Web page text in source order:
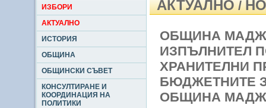
ИЗБОРИ
АКТУАЛНО
ИСТОРИЯ
ОБЩИНА
ОБЩИНСКИ СЪВЕТ
КОНСУЛТИРАНЕ И
КООРДИНАЦИЯ НА
ПОЛИТИКИ
АКТУАЛНО/
ОБЩИНА
ИЗПЪЛНИТЕЛ
ХРАНИТЕЛНИ
БЮДЖЕТНИТЕ
ОБЩИНА